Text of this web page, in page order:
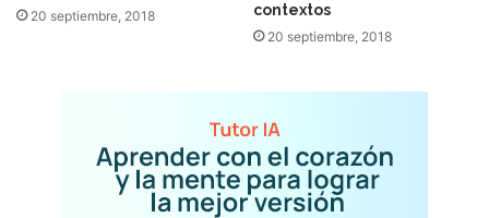
20 septiembre, 2018
contextos
20 septiembre, 2018